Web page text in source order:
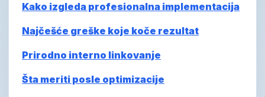
Kako izgleda profesionalna implementacija
Najčešće greške koje koče rezultat
Prirodno interno linkovanje
Šta meriti posle optimizacije